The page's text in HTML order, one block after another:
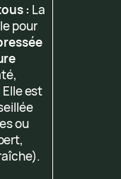
: La
pour
est
ou